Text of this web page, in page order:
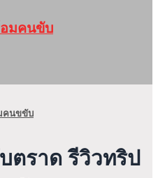
อมคนขับ
คนขขับ
ตราด รีวิวทริป